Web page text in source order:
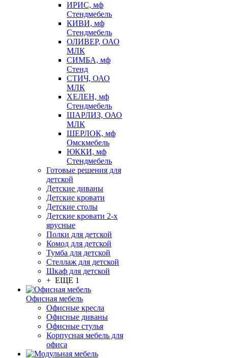
ИРИС, мф
Стендмебель
КИВИ, мф
Стендмебель
ОЛИВЕР, ОАО
МЛК
СИМБА, мф
Стенд
СТИЧ, ОАО
МЛК
ХЕЛЕН, мф
Стендмебель
ШАРЛИЗ, ОАО
МЛК
ШЕРЛОК, мф
Омскмебель
ЮККИ, мф
Стендмебель
Готовые решения для
детской
Детские диваны
Детские кровати
Детские столы
Детские кровати 2-х
ярусные
Полки для детской
Комод для детской
Тумба для детской
Стеллаж для детской
Шкаф для детской
+ ЕЩЕ 1
Офисная мебель
Офисные кресла
Офисные диваны
Офисные стулья
Корпусная мебель для
офиса